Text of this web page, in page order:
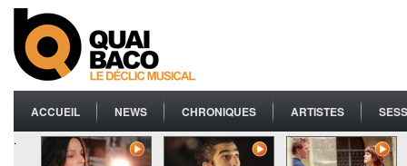
ACCUEIL NEWS CHRONIQUES ARTISTES
.